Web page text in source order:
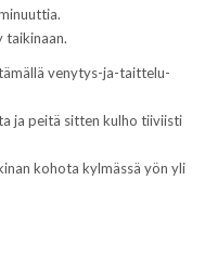
taikinaan.
venytys-ja-taittelu-
ja peitä sitten kulho tiiviisti
kohota kylmässä yön yli